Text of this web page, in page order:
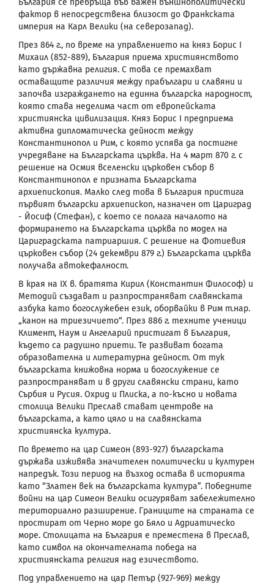
фактор в непосредствена близост до Франкската
империя на Карл Велики (на северозапад).
През 864 г., по време на управлението на княз Борис I
Михаил (852-889), България приема християнството
като държавна религия. С това се премахват
оставащите различия между прабългари и славяни и
започва изграждането на единна българска народност,
която става неделима част от европейската
християнска цивилизация. Княз Борис I предприема
активна дипломатическа дейност между
Константинопол и Рим, с която успява да постигне
учредяване на Българската църква. На 4 март 870 г. с
решение на Осмия вселенски църковен събор в
Константинопол е призната Българската
архиепископия. Малко след това в България пристига
първият български архиепископ, назначен от Цариград
- Йосиф (Стефан), с което се полага началото на
формирането на Българската църква по модел на
Цариградската патриаршия. С решение на Фотиевия
църковен събор (24 декември 879 г.) Българската църква
получава автокефалност.
В края на ІХ в. братята Кирил (Константин Философ) и
Методий създават и разпространяват славянската
азбука като богослужебен език, оборвайки в Рим т.нар.
„канон на триезичието“. През 886 г. техните ученици
Климент, Наум и Ангеларий пристигат в България,
където са радушно приети. Те развиват богата
образователна и литературна дейност. От тук
българската книжовна норма и богослужение се
разпространяват и в други славянски страни, като
Сърбия и Русия. Охрид и Плиска, а по-късно и новата
столица Велики Преслав стават центрове на
българската, а като цяло и на славянската
християнска култура.
По времето на цар Симеон (893-927) българската
държава изживява значителен политически и културен
напредък. Този период на възход остава в историята
като “Златен век на българската култура”. Победните
войни на цар Симеон Велики осигуряват забележително
териториално разширение. Границите на страната се
простират от Черно море до Бяло и Адриатическо
море. Столицата на България е преместена в Преслав,
като символ на окончателната победа на
християнската религия над езичеството.
Под управлението на цар Петър (927-969) между